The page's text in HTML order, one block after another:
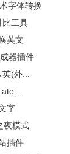
字体转换
比工具
英文
器插件
(外...
字
夜模式
插件